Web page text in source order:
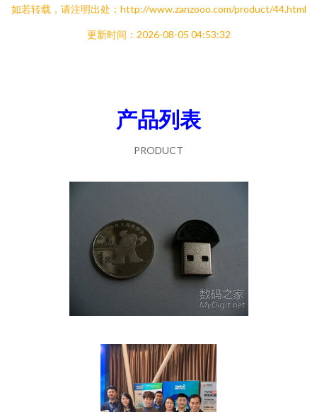
如若转载，请注明出处：http://www.zanzooo.com/product/44.html
更新时间：2026-08-05 04:53:32
产品列表
PRODUCT